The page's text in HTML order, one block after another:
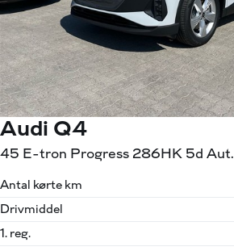
Audi Q4
45 E-tron Progress 286HK 5d Aut.
Antal kørte km
Drivmiddel
1. reg.